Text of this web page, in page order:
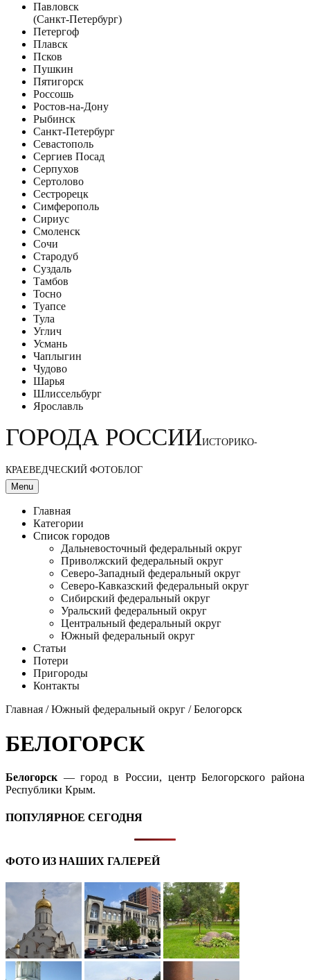
Павловск
(Санкт-Петербург)
Петергоф
Плавск
Псков
Пушкин
Пятигорск
Россошь
Ростов-на-Дону
Рыбинск
Санкт-Петербург
Севастополь
Сергиев Посад
Серпухов
Сертолово
Сестрорецк
Симферополь
Сириус
Смоленск
Сочи
Стародуб
Суздаль
Тамбов
Тосно
Туапсе
Тула
Углич
Усмань
Чаплыгин
Чудово
Шарья
Шлиссельбург
Ярославль
ГОРОДА РОССИИИСТОРИКО-
КРАЕВЕДЧЕСКИЙ ФОТОБЛОГ
Menu
Главная
Категории
Список городов
Дальневосточный федеральный округ
Приволжский федеральный округ
Северо-Западный федеральный округ
Северо-Кавказский федеральный округ
Сибирский федеральный округ
Уральский федеральный округ
Центральный федеральный округ
Южный федеральный округ
Статьи
Потери
Пригороды
Контакты
Главная /Южный федеральный округ / Белогорск
БЕЛОГОРСК
Белогорск — город в России, центр Белогорского района
Республики Крым.
ПОПУЛЯРНОЕ СЕГОДНЯ
ФОТО ИЗ НАШИХ ГАЛЕРЕЙ